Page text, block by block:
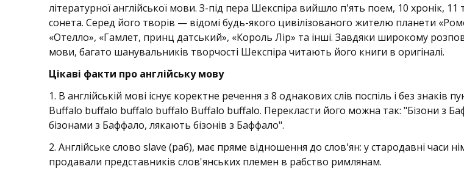
літературної англійської мови. З-під пера Шекспіра вийшло п'ять поем, 10 хронік, 11
сонета. Серед його творів — відомі будь-якого цивілізованого жителю планети
«Отелло», «Гамлет, принц датський», «Король Лір» та інші. Завдяки широкому
мови, багато шанувальників творчості Шекспіра читають його книги в оригіналі.
Цікаві факти про англійську мову
1. В англійській мові існує коректне речення з 8 однакових слів поспіль і без знаків
Buffalo buffalo buffalo buffalo Buffalo buffalo. Перекласти його можна так: "Бізони з
бізонами з Баффало, лякають бізонів з Баффало".
2. Англійське слово slave (раб), має пряме відношення до слов'ян: у стародавні часи
продавали представників слов'янських племен в рабство римлянам.